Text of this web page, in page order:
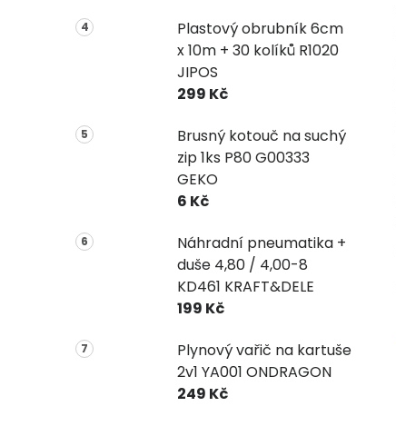
Plastový obrubník 6cm
x 10m + 30 kolíků R1020
JIPOS
299 Kč
Brusný kotouč na suchý
zip 1ks P80 G00333
GEKO
6 Kč
Náhradní pneumatika +
duše 4,80 / 4,00-8
KD461 KRAFT&DELE
199 Kč
Plynový vařič na kartuše
2v1 YA001 ONDRAGON
249 Kč